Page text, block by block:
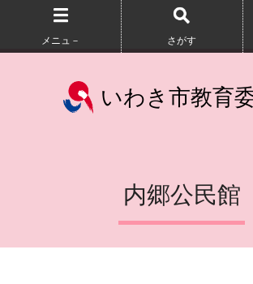
メニュ－ さがす
いわき市教育
内郷公民館